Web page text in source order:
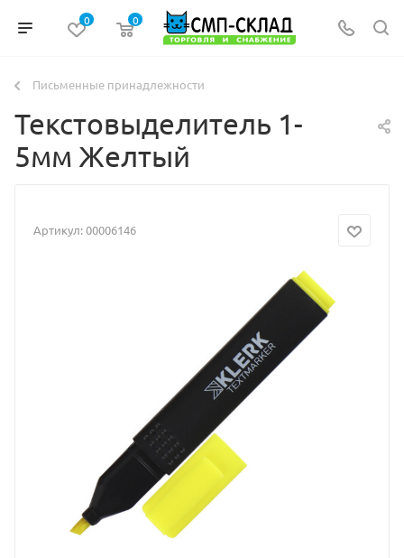
0 0
Письменные принадлежности
Текстовыделитель 1-
5мм Желтый
Артикул:00006146